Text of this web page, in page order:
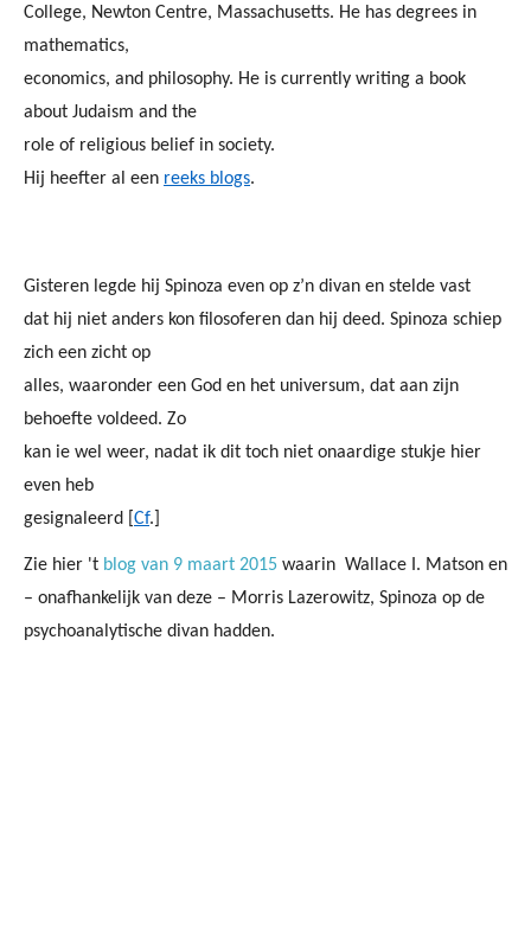
College, Newton Centre, Massachusetts. He has degrees in
mathematics,
economics, and philosophy. He is currently writing a book
about Judaism and the
role of religious belief in society.
Hij heefter al een reeks blogs.
Gisteren legde hij Spinoza even op z’n divan en stelde vast
dat hij niet anders kon filosoferen dan hij deed. Spinoza schiep
zich een zicht op
alles, waaronder een God en het universum, dat aan zijn
behoefte voldeed. Zo
kan ie wel weer, nadat ik dit toch niet onaardige stukje hier
even heb
gesignaleerd [ Cf.]
Zie hier 't blog van 9 maart 2015 waarin Wallace I. Matson en
– onafhankelijk van deze – Morris Lazerowitz, Spinoza op de
psychoanalytische divan hadden.